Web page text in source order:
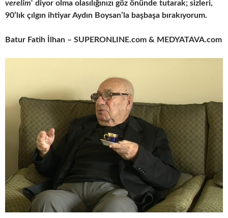
verelim‘ diyor olma olasılığınızı göz önünde tutarak; sizleri,
90’lık çılgın ihtiyar Aydın Boysan’la başbaşa bırakıyorum.
Batur Fatih İlhan – SUPERONLINE.com & MEDYATAVA.com